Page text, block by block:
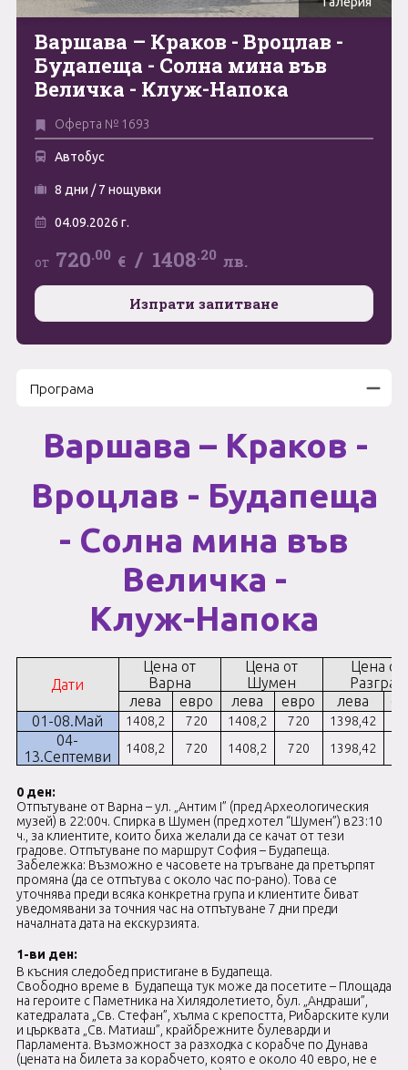
Май
Юни
Август
Октомври
Ноември
Декември
0894 466 775 Форма за запитване
Варшава – Краков - Вроцлав -
Будапеща - Солна мина във
Величка - Клуж-Напока
Оферта № 1693
Автобус
8 дни / 7 нощувки
04.09.2026 г.
от 720.00 € / 1408.20 лв.
Изпрати запитване
Програма
Варшава – Краков -
Вроцлав - Будапеща
- Солна мина във
Величка -
Клуж-Напока
Дати
Цена от
Варна
Цена от
Шумен
Цена от
Разград
лева
евро лева евро лева
01-08.Май
1408,2 720 1408,2 720 1398,42
04-
13.Септемви
1408,2 720 1408,2 720 1398,42
0 ден:
Отпътуване от Варна – ул. „Антим I” (пред Археологическия
музей) в 22:00ч. Спирка в Шумен (пред хотел “Шумен”) в23:10
ч., за клиентите, които биха желали да се качат от тези
градове. Отпътуване по маршрут София – Будапеща.
Забележка: Възможно е часовете на тръгване да претърпят
промяна (да се отпътува с около час по-рано). Това се
уточнява преди всяка конкретна група и клиентите биват
уведомявани за точния час на отпътуване 7 дни преди
началната дата на екскурзията.
1-ви ден:
В късния следобед пристигане в Будапеща.
Свободно време в Будапеща тук може да посетите – Площада
на героите с Паметника на Хилядолетието, бул. „Андраши”,
катедралата „Св. Стефан”, хълма с крепостта, Рибарските кули
и църквата „Св. Матиаш”, крайбрежните булеварди и
Парламента. Възможност за разходка с корабче по Дунава
(цената на билета за корабчето, която е около 40 евро, не е